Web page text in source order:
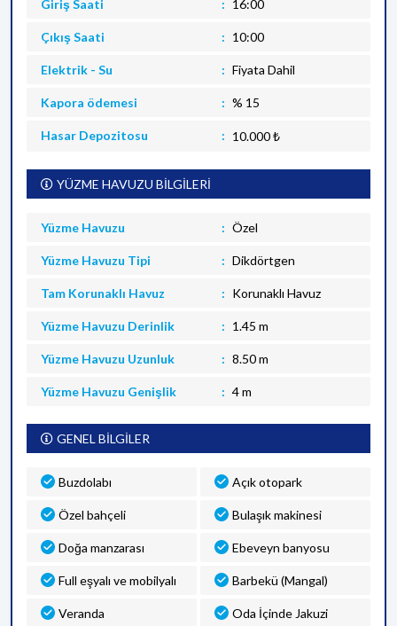
Giriş Saati 16:00
Çıkış Saati 10:00
Elektrik - Su Fiyata Dahil
Kapora ödemesi % 15
Hasar Depozitosu 10.000 ₺
YÜZME HAVUZU BİLGİLERİ
Yüzme Havuzu Özel
Yüzme Havuzu Tipi Dikdörtgen
Tam Korunaklı Havuz Korunaklı Havuz
Yüzme Havuzu Derinlik 1.45 m
Yüzme Havuzu Uzunluk 8.50 m
Yüzme Havuzu Genişlik 4 m
GENEL BİLGİLER
Buzdolabı Açık otopark
Özel bahçeli Bulaşık makinesi
Doğa manzarası Ebeveyn banyosu
Full eşyalı ve mobilyalı Barbekü (Mangal)
Veranda Oda İçinde Jakuzi